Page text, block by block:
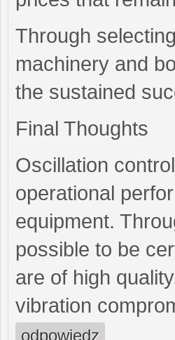
Through
machinery and
the sustained
Final Thoughts
Oscillation
operational
equipment.
possible to be
are of high
vibration
odpowiedz